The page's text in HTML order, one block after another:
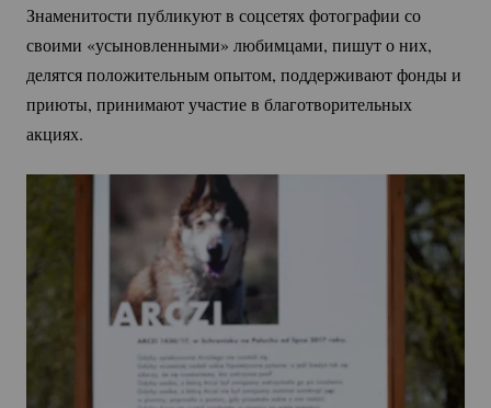
Знаменитости публикуют в соцсетях фотографии со
своими «усыновленными» любимцами, пишут о них,
делятся положительным опытом, поддерживают фонды и
приюты, принимают участие в благотворительных
акциях.